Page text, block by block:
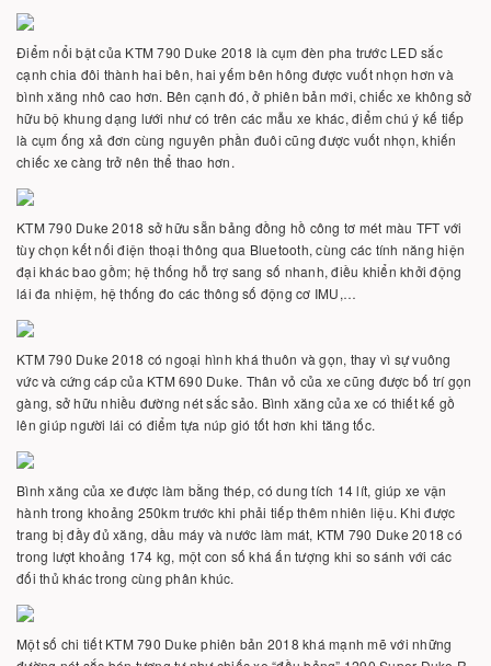
Điểm nổi bật của KTM 790 Duke 2018 là cụm đèn pha trước LED sắc
cạnh chia đôi thành hai bên, hai yếm bên hông được vuốt nhọn hơn và
bình xăng nhô cao hơn. Bên cạnh đó, ở phiên bản mới, chiếc xe không sở
hữu bộ khung dạng lưới như có trên các mẫu xe khác, điểm chú ý kế tiếp
là cụm ống xả đơn cùng nguyên phần đuôi cũng được vuốt nhọn, khiến
chiếc xe càng trở nên thể thao hơn.
KTM 790 Duke 2018 sở hữu sẵn bảng đồng hồ công tơ mét màu TFT với
tùy chọn kết nối điện thoại thông qua Bluetooth, cùng các tính năng hiện
đại khác bao gồm; hệ thống hỗ trợ sang số nhanh, điều khiển khởi động
lái đa nhiệm, hệ thống đo các thông số động cơ IMU,…
KTM 790 Duke 2018 có ngoại hình khá thuôn và gọn, thay vì sự vuông
vức và cứng cáp của KTM 690 Duke. Thân vỏ của xe cũng được bố trí gọn
gàng, sở hữu nhiều đường nét sắc sảo. Bình xăng của xe có thiết kế gồ
lên giúp người lái có điểm tựa núp gió tốt hơn khi tăng tốc.
Bình xăng của xe được làm bằng thép, có dung tích 14 lít, giúp xe vận
hành trong khoảng 250km trước khi phải tiếp thêm nhiên liệu. Khi được
trang bị đầy đủ xăng, dầu máy và nước làm mát, KTM 790 Duke 2018 có
trong lượt khoảng 174 kg, một con số khá ấn tượng khi so sánh với các
đối thủ khác trong cùng phân khúc.
Một số chi tiết KTM 790 Duke phiên bản 2018 khá mạnh mẽ với những